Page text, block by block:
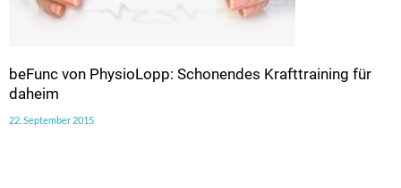
beFunc von PhysioLopp: Schonendes Krafttraining für
daheim
22. September 2015